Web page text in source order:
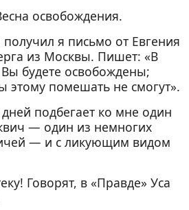
освобождения.
я письмо от Евгения
из Москвы. Пишет: «В
будете освобождены;
этому помешать не смогут».
подбегает ко мне один
— один из немногих
— и с ликующим видом
Говорят, в «Правде» Уса